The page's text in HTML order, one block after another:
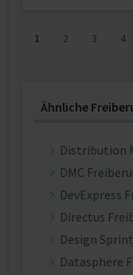
1 2 3 4
Ähnliche
Distribution
DMC
DevExpress
Directus
Design
Datasphere